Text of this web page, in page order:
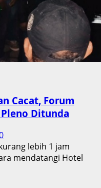
Cacat, Forum
Ditunda
lebih 1 jam
mendatangi Hotel